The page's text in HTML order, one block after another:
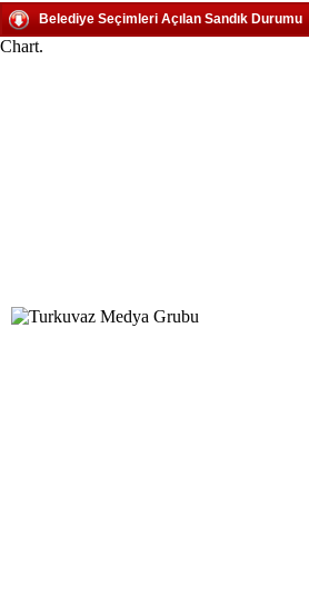
Belediye Seçimleri Açılan Sandık Durumu
Chart.